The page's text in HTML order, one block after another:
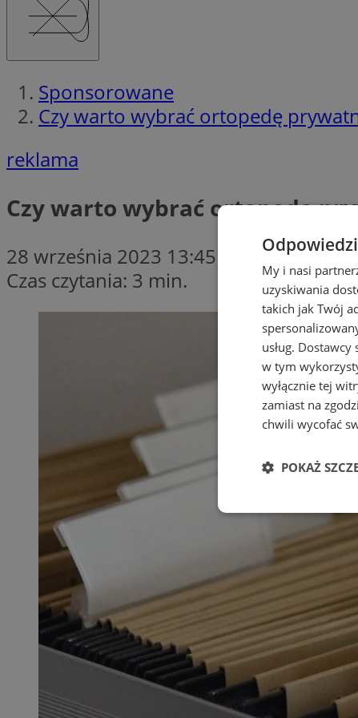
Sponsorowane
Czy warto wybrać ortopedę
reklama
Czy warto wybrać ortopedę
28 września 2023 13:45
Czas czytania: 3 min.
My i nasi
uzyskiwania
takich jak Twój
usług. Dostawcy
w tym
wyłącznie tej
zamiast na
chwili wycofać
POKAŻ
Niezbędne
Niezbędne pliki
zarządzanie
Nazwa